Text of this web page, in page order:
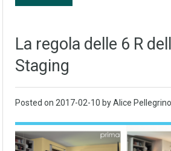
La regola delle 6 R
Staging
Posted on 2017-02-10 byAlice Pellegrino